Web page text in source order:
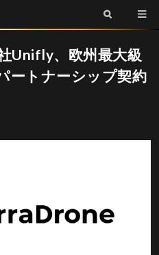
Unifly、欧州最大級
ートナーシップ契約